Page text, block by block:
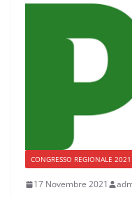
CONGRESSO REGIONALE 2021
17 Novembre 2021